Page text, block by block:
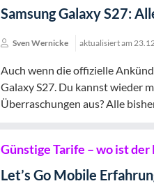
Samsung Galaxy S27:
Sven Wernicke aktualisiert am
Auch wenn die offizielle
Galaxy S27. Du kannst wieder
Überraschungen aus? Alle
Günstige Tarife – wo ist der
Let’s Go Mobile